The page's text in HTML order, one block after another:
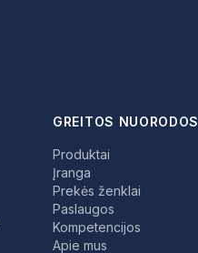
GREITOS NUORODOS
Produktai
Įranga
Prekės ženklai
Paslaugos
Kompetencijos
Apie mus